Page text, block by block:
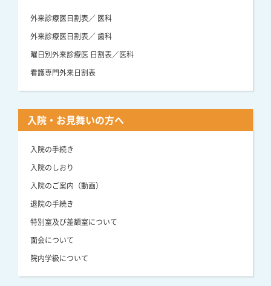
外来診療医日割表／ 医科
外来診療医日割表／ 歯科
曜日別外来診療医 日割表／医科
看護専門外来日割表
入院・お見舞いの方へ
入院の手続き
入院のしおり
入院のご案内（動画）
退院の手続き
特別室及び差額室について
面会について
院内学級について